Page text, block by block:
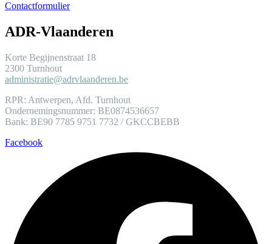
Contactformulier
ADR-Vlaanderen
Korte Begijnenstraat 18
2300 Turnhout
administratie@adrvlaanderen.be
RPR: Antwerpen, Afd. Turnhout
Ondernemingsnummer: BE0874536657
Bank: BE90 7785 9751 7732 / GKCCBEBB
Facebook